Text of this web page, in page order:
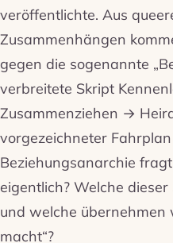
veröffentlichte. Aus
Zusammenhängen
gegen die sogenannte
verbreitete Skript
Zusammenziehen →
vorgezeichneter
Beziehungsanarchie
eigentlich? Welche
und welche übernehmen
macht“?